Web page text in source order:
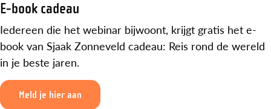
E-book cadeau
Iedereen die het webinar bijwoont, krijgt gratis het e-
book van Sjaak Zonneveld cadeau: Reis rond de wereld
in je beste jaren.
Meld je hier aan